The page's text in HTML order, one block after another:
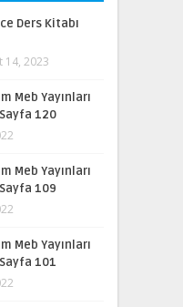
Ders Kitabı
14, 2023
Meb Yayınları
120
Meb Yayınları
109
Meb Yayınları
101